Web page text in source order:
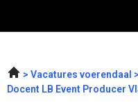
Vacatures voerendaal
Docent LB Event Producer